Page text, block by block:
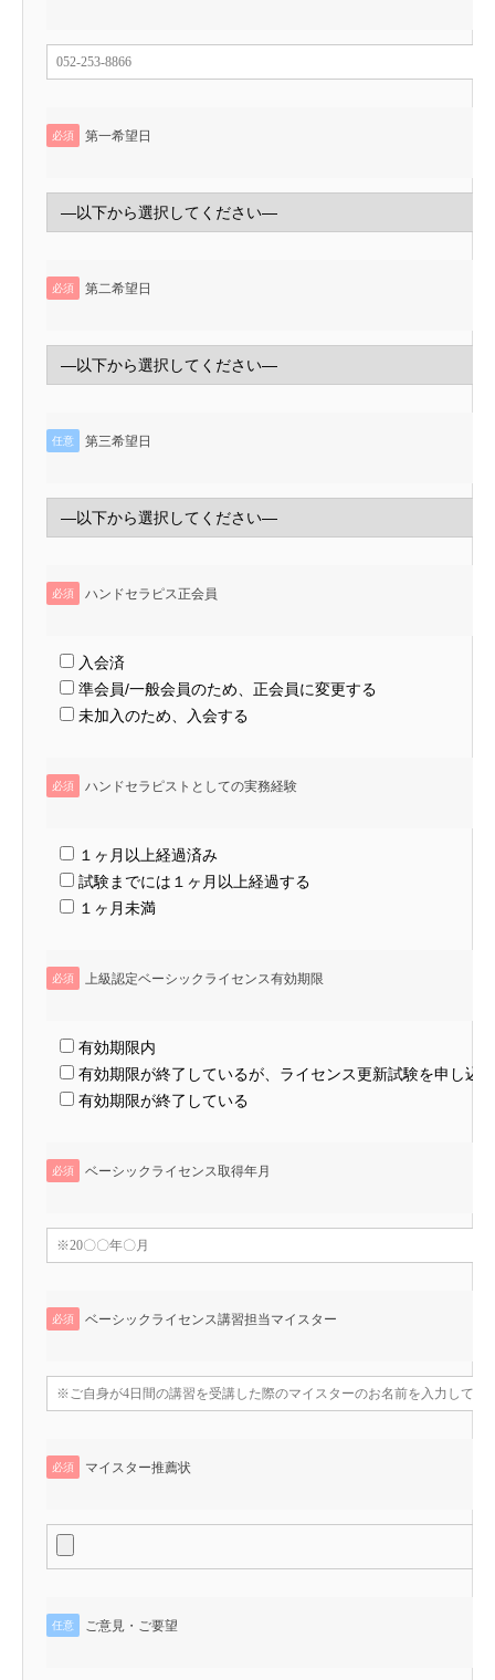
必須 第一希望日
必須 第二希望日
任意 第三希望日
必須 ハンドセラピス正会員
入会済
準会員/一般会員のため、正会員に変更する
未加入のため、入会する
必須 ハンドセラピストとしての実務経験
１ヶ月以上経過済み
試験までには１ヶ月以上経過する
１ヶ月未満
必須 上級認定ベーシックライセンス有効期限
有効期限内
有効期限が終了しているが、ライセンス更新試験を申し込
有効期限が終了している
必須 ベーシックライセンス取得年月
必須 ベーシックライセンス講習担当マイスター
必須 マイスター推薦状
任意 ご意見・ご要望